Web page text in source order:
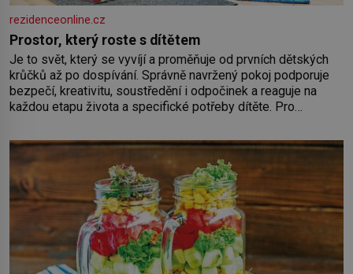
rezidenceonline.cz
Prostor, který roste s dítětem
Je to svět, který se vyvíjí a proměňuje od prvních dětských
krůčků až po dospívání. Správně navržený pokoj podporuje
bezpečí, kreativitu, soustředění i odpočinek a reaguje na
každou etapu života a specifické potřeby dítěte. Pro
by pokoj miminka měl působit především klidně a útulně.